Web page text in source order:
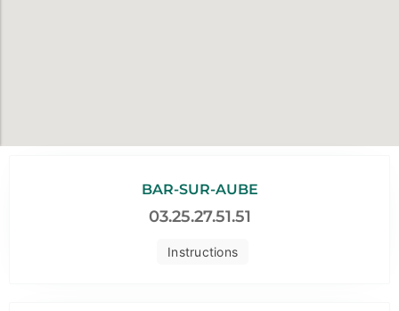
Instructions
BAR-SUR-AUBE
03.25.27.51.51